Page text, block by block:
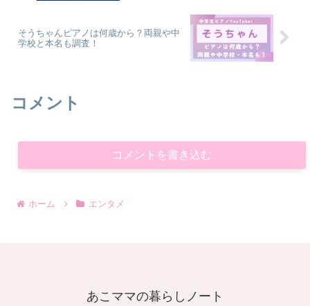
そうちゃんピアノは何歳から？両親や中
学校と本名も調査！
コメント
コメントを書き込む
ホーム エンタメ
あこママの暮らしノート